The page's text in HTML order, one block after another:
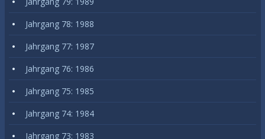
Jahrgang 78: 1988
Jahrgang 77: 1987
Jahrgang 76: 1986
Jahrgang 75: 1985
Jahrgang 74: 1984
Jahrgang 73: 1983